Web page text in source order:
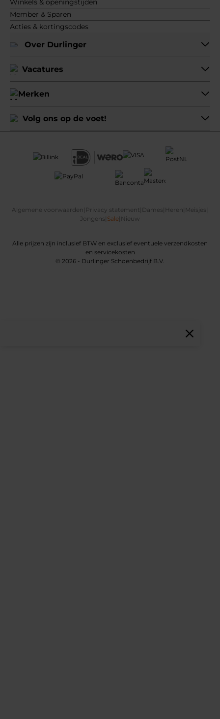
Winkels & openingstijden
Member & Sparen
Acties & kortingscodes
Over Durlinger
Vacatures
Merken
Volg ons op de voet!
Algemene voorwaarden Privacy statement Dames Heren Meisjes
Jongens Sale Nieuw
Alle prijzen zijn inclusief BTW en exclusief eventuele verzendkosten
en servicekosten
© 2026 - Durlinger Schoenbedrijf B.V.